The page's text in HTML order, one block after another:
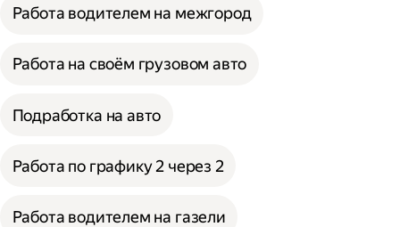
Работа водителем на межгород
Работа на своём грузовом авто
Подработка на авто
Работа по графику 2 через 2
Работа водителем на газели